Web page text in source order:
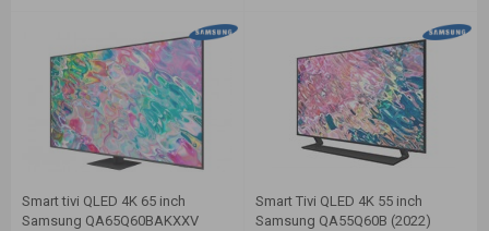
Smart tivi QLED 4K 65 inch
Samsung QA65Q60BAKXXV
Smart Tivi QLED 4K 55 inch
Samsung QA55Q60B (2022)